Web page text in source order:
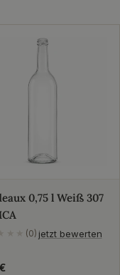
0,75 l Weiß 307
(0) jetzt bewerten